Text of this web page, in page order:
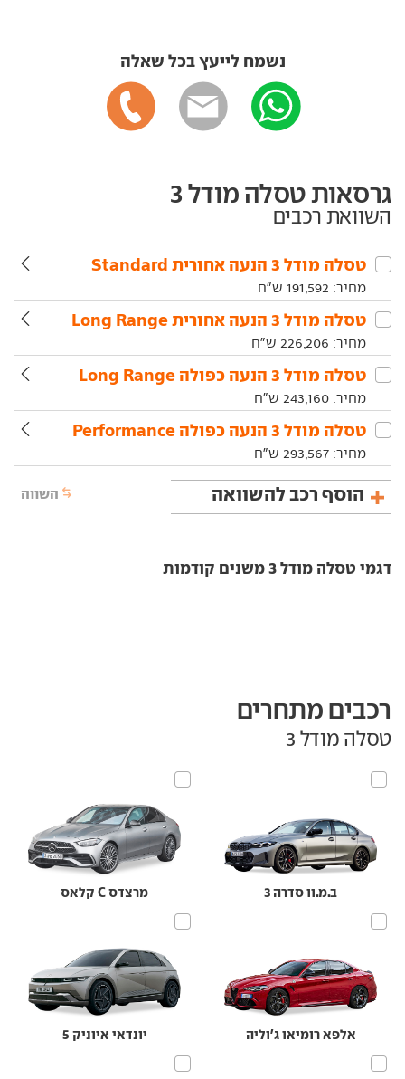
נשמח לייעץ בכל שאלה
גרסאות טסלה מודל 3
השוואת רכבים
טסלה‏ מודל 3‏ הנעה אחורית Standard
מחיר: 191,592 ש"ח
טסלה‏ מודל 3‏ הנעה אחורית Long Range
מחיר: 226,206 ש"ח
טסלה‏ מודל 3‏ הנעה כפולה Long Range
מחיר: 243,160 ש"ח
טסלה‏ מודל 3‏ הנעה כפולה Performance
מחיר: 293,567 ש"ח
הוסף רכב להשוואה השווה
דגמי טסלה מודל 3 משנים קודמות
רכבים מתחרים
טסלה מודל 3
ב.מ.וו סדרה 3 מרצדס C קלאס
אלפא רומיאו ג'וליה יונדאי איוניק 5